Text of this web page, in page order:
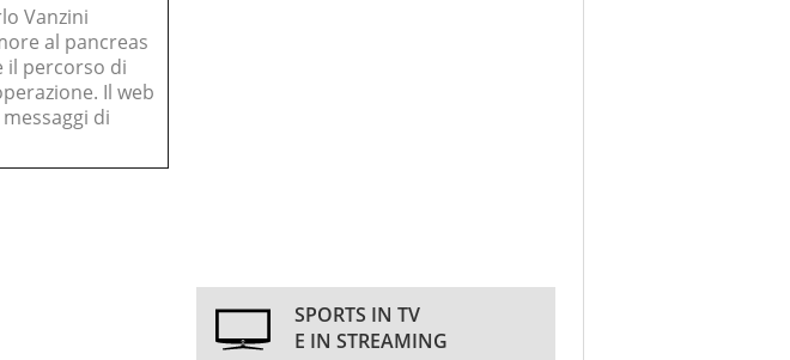
Vanzini
al pancreas
il percorso di
Il web
di
SPORTS IN TV
E IN STREAMING